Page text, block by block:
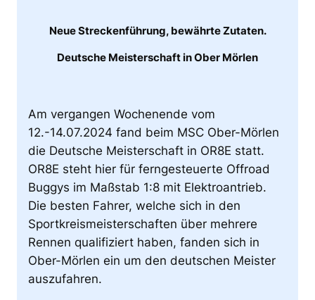
Neue Streckenführung, bewährte Zutaten.
Deutsche Meisterschaft in Ober Mörlen
Am vergangen Wochenende vom
12.-14.07.2024 fand beim MSC Ober-Mörlen
die Deutsche Meisterschaft in OR8E statt.
OR8E steht hier für ferngesteuerte Offroad
Buggys im Maßstab 1:8 mit Elektroantrieb.
Die besten Fahrer, welche sich in den
Sportkreismeisterschaften über mehrere
Rennen qualifiziert haben, fanden sich in
Ober-Mörlen ein um den deutschen Meister
auszufahren.